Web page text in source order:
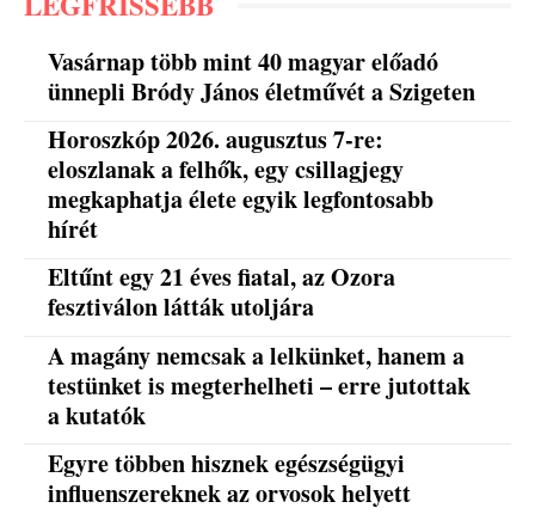
Vasárnap több mint 40 magyar előadó
ünnepli Bródy János életművét a Szigeten
Horoszkóp 2026. augusztus 7-re:
eloszlanak a felhők, egy csillagjegy
megkaphatja élete egyik legfontosabb
hírét
Eltűnt egy 21 éves fiatal, az Ozora
fesztiválon látták utoljára
A magány nemcsak a lelkünket, hanem a
testünket is megterhelheti – erre jutottak
a kutatók
Egyre többen hisznek egészségügyi
influenszereknek az orvosok helyett